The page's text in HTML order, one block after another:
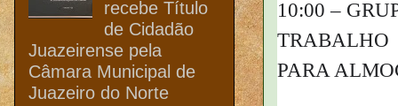
10:00 –
PARA
recebe Título
de Cidadão
Juazeirense pela
Câmara Municipal de
Juazeiro do Norte